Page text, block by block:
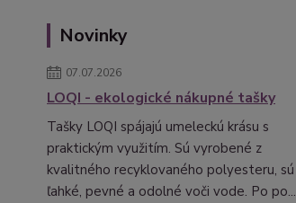
Novinky
07.07.2026
LOQI - ekologické nákupné tašky
Tašky LOQI spájajú umeleckú krásu s
praktickým využitím. Sú vyrobené z
kvalitného recyklovaného polyesteru, sú
ľahké, pevné a odolné voči vode. Po po...